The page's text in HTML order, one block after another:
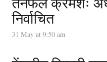
निर्वाचित
31 May at 9:50 am